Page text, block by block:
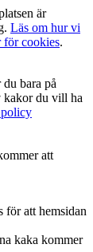
är
Läs om hur vi
för cookies.
bara på
kakor du vill ha
att
för att hemsidan
kaka kommer